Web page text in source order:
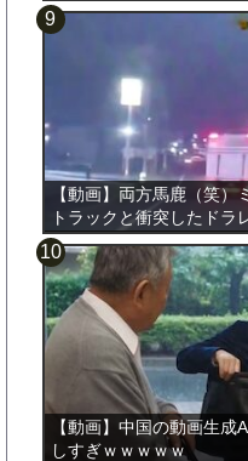
【動画】両方馬鹿（笑）
トラックと衝突したドラ
【動画】中国の動画生成
しすぎｗｗｗｗｗ